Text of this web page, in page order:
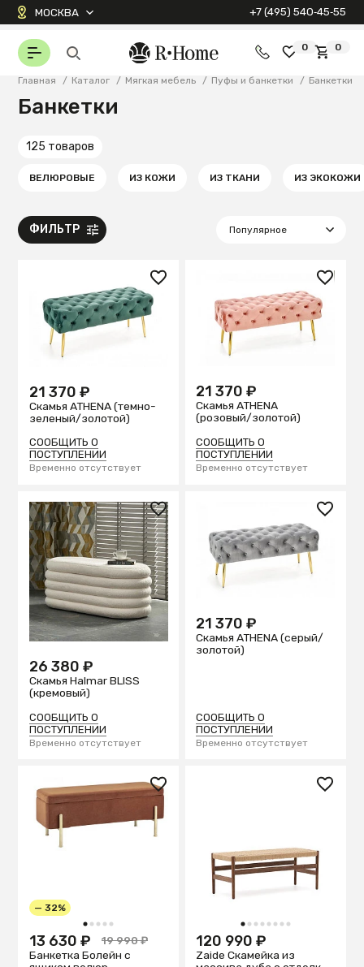
МОСКВА +7 (495) 540‑45‑55
0 0
Главная / Каталог / Мягкая мебель / Пуфы и банкетки / Банкетки
Банкетки
125 товаров
ВЕЛЮРОВЫЕ ИЗ КОЖИ ИЗ ТКАНИ ИЗ ЭКОКОЖИ
ФИЛЬТР
21 370 ₽
Скамья ATHENA (темно-
зеленый/золотой)
СООБЩИТЬ О
ПОСТУПЛЕНИИ
Временно отсутствует
21 370 ₽
Скамья ATHENA
(розовый/золотой)
СООБЩИТЬ О
ПОСТУПЛЕНИИ
Временно отсутствует
26 380 ₽
Скамья Halmar BLISS
(кремовый)
СООБЩИТЬ О
ПОСТУПЛЕНИИ
Временно отсутствует
21 370 ₽
Скамья ATHENA (серый/
золотой)
СООБЩИТЬ О
ПОСТУПЛЕНИИ
Временно отсутствует
1 2 3 4 5
— 32%
13 630 ₽
19 990 ₽
Банкетка Болейн с
1 2 3 4 5 6 7 8
120 990 ₽
Zaide Скамейка из